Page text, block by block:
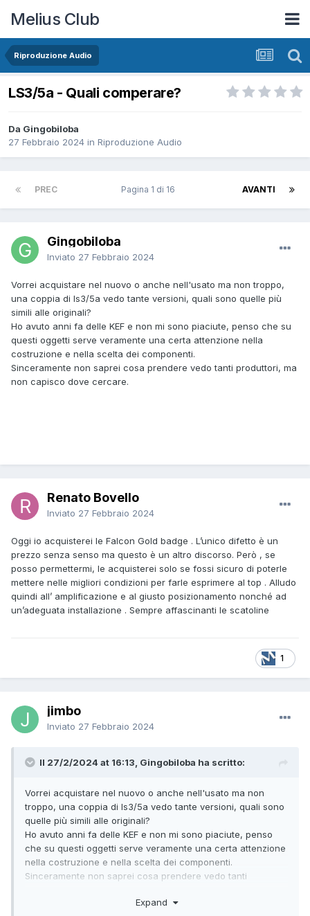
Melius Club
Riproduzione Audio
LS3/5a - Quali comperare?
Da Gingobiloba
27 Febbraio 2024 in Riproduzione Audio
PREC AVANTI
Pagina 1 di 16
Gingobiloba
Inviato 27 Febbraio 2024
Vorrei acquistare nel nuovo o anche nell'usato ma non troppo,
una coppia di ls3/5a vedo tante versioni, quali sono quelle più
simili alle originali?
Ho avuto anni fa delle KEF e non mi sono piaciute, penso che su
questi oggetti serve veramente una certa attenzione nella
costruzione e nella scelta dei componenti.
Sinceramente non saprei cosa prendere vedo tanti produttori, ma
non capisco dove cercare.
Renato Bovello
Inviato 27 Febbraio 2024
Oggi io acquisterei le Falcon Gold badge . L’unico difetto è un
prezzo senza senso ma questo è un altro discorso. Però , se
posso permettermi, le acquisterei solo se fossi sicuro di poterle
mettere nelle migliori condizioni per farle esprimere al top . Alludo
quindi all’ amplificazione e al giusto posizionamento nonché ad
un’adeguata installazione . Sempre affascinanti le scatoline
1
jimbo
Inviato 27 Febbraio 2024
Il 27/2/2024 at 16:13, Gingobiloba ha scritto:
Vorrei acquistare nel nuovo o anche nell'usato ma non
troppo, una coppia di ls3/5a vedo tante versioni, quali sono
quelle più simili alle originali?
Ho avuto anni fa delle KEF e non mi sono piaciute, penso
che su questi oggetti serve veramente una certa attenzione
nella costruzione e nella scelta dei componenti.
Sinceramente non saprei cosa prendere vedo tanti
Expand